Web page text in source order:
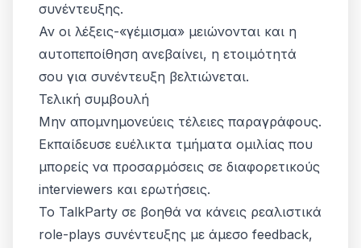
συνέντευξης.
Αν οι λέξεις-«γέμισμα» μειώνονται και η
αυτοπεποίθηση ανεβαίνει, η ετοιμότητά
σου για συνέντευξη βελτιώνεται.
Τελική συμβουλή
Μην απομνημονεύεις τέλειες παραγράφους.
Εκπαίδευσε ευέλικτα τμήματα ομιλίας που
μπορείς να προσαρμόσεις σε διαφορετικούς
interviewers και ερωτήσεις.
Το TalkParty σε βοηθά να κάνεις ρεαλιστικά
role-plays συνέντευξης με άμεσο feedback,